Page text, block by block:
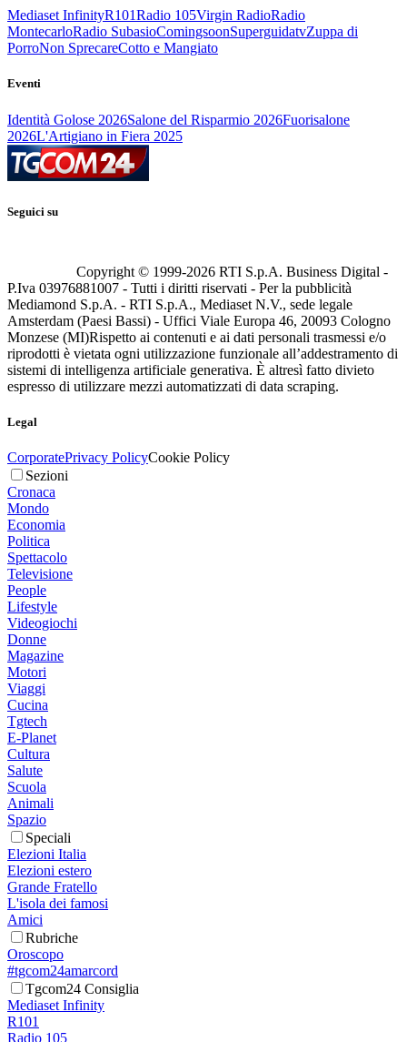
Mediaset InfinityR101Radio 105Virgin RadioRadio
MontecarloRadio SubasioComingsoonSuperguidatvZuppa di
PorroNon SprecareCotto e Mangiato
Eventi
Identità Golose 2026Salone del Risparmio 2026Fuorisalone
2026L'Artigiano in Fiera 2025
Seguici su
Copyright © 1999-2026 RTI S.p.A. Business Digital -
P.Iva 03976881007 - Tutti i diritti riservati - Per la pubblicità
Mediamond S.p.A. - RTI S.p.A., Mediaset N.V., sede legale
Amsterdam (Paesi Bassi) - Uffici Viale Europa 46, 20093 Cologno
Monzese (MI)Rispetto ai contenuti e ai dati personali trasmessi e/o
riprodotti è vietata ogni utilizzazione funzionale all’addestramento di
sistemi di intelligenza artificiale generativa. È altresì fatto divieto
espresso di utilizzare mezzi automatizzati di data scraping.
Legal
CorporatePrivacy PolicyCookie Policy
Sezioni
Cronaca
Mondo
Economia
Politica
Spettacolo
Televisione
People
Lifestyle
Videogiochi
Donne
Magazine
Motori
Viaggi
Cucina
Tgtech
E-Planet
Cultura
Salute
Scuola
Animali
Spazio
Speciali
Elezioni Italia
Elezioni estero
Grande Fratello
L'isola dei famosi
Amici
Rubriche
Oroscopo
#tgcom24amarcord
Tgcom24 Consiglia
Mediaset Infinity
R101
Radio 105